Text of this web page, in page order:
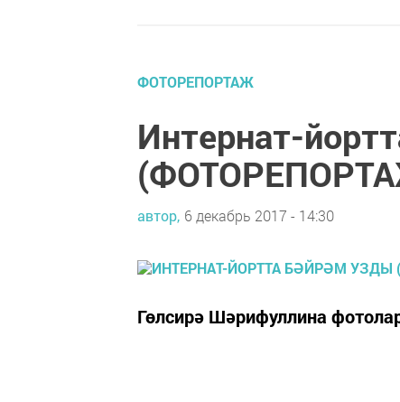
ФОТОРЕПОРТАЖ
Интернат-
автор, 6 декабрь 2017 - 14:30
Гөлсирә Шәрифуллина